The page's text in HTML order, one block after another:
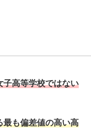
子高等学校ではない
最も偏差値の高い高